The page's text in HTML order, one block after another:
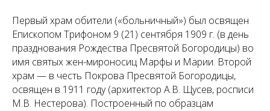
Первый храм обители («больничный») был освящен
Епископом Трифоном 9 (21) сентября 1909 г. (в день
празднования Рождества Пресвятой Богородицы) во
имя святых жен-мироносиц Марфы и Марии. Второй
храм — в честь Покрова Пресвятой Богородицы,
освящен в 1911 году (архитектор А.В. Щусев, росписи
М.В. Нестерова). Построенный по образцам